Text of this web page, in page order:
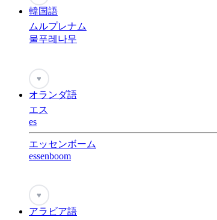
韓国語
ムルプレナム
물푸레나무
♥
オランダ語
エス
es
エッセンボーム
essenboom
♥
アラビア語